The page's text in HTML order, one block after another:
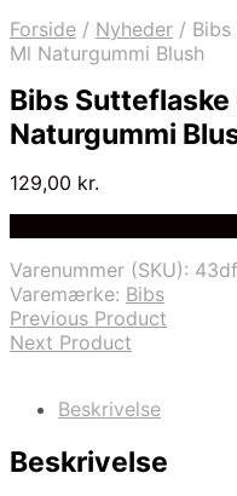
Forside / Nyheder / Bibs
Ml Naturgummi Blush
Bibs Sutteflaske
Naturgummi
129,00 kr.
Varenummer (SKU):
Varemærke: Bibs
Previous Product
Next Product
Beskrivelse
Beskrivelse